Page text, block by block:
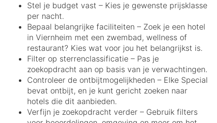
Stel je budget vast – Kies je gewenste prijsklasse
per nacht.
Bepaal belangrijke faciliteiten – Zoek je een hotel
in Viernheim met een zwembad, wellness of
restaurant? Kies wat voor jou het belangrijkst is.
Filter op sterrenclassificatie – Pas je
zoekopdracht aan op basis van je verwachtingen.
Controleer de ontbijtmogelijkheden – Elke Special
bevat ontbijt, en je kunt gericht zoeken naar
hotels die dit aanbieden.
Verfijn je zoekopdracht verder – Gebruik filters